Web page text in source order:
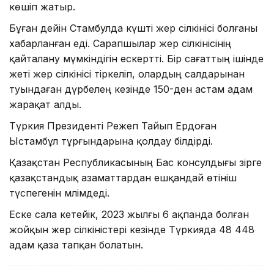
көшіп жатыр.
Бұған дейін Стамбулда күшті жер сілкінісі болғаны
хабарланған еді. Сарапшылар жер сілкінісінің
қайталану мүмкіндігін ескертті. Бір сағаттың ішінде
жеті жер сілкінісі тіркеліп, олардың салдарынан
туындаған дүрбелең кезінде 150-ден астам адам
жарақат алды.
Түркия Президенті Режеп Тайып Ердоған
Ыстамбұл тұрғындарына қолдау білдірді.
Қазақстан Республикасының Бас консулдығы әзірге
қазақстандық азаматтардан ешқандай өтініш
түспегенін мәлімдеді.
Еске сала кетейік, 2023 жылғы 6 ақпанда болған
жойқын жер сілкіністері кезінде Түркияда 48 448
адам қаза тапқан болатын.